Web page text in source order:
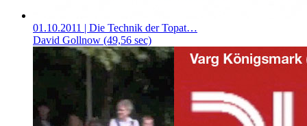
01.10.2011 | Die Technik der Topat…
David Gollnow (49,56 sec)